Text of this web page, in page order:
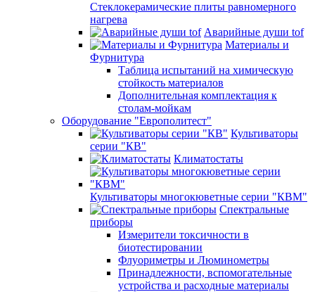
Стеклокерамические плиты равномерного
нагрева
Аварийные души tof
Материалы и
Фурнитура
Таблица испытаний на химическую
стойкость материалов
Дополнительная комплектация к
столам-мойкам
Оборудование "Европолитест"
Культиваторы
серии "КВ"
Климатостаты
Культиваторы многокюветные серии "КВМ"
Спектральные
приборы
Измерители токсичности в
биотестировании
Флуориметры и Люминометры
Принадлежности, вспомогательные
устройства и расходные материалы